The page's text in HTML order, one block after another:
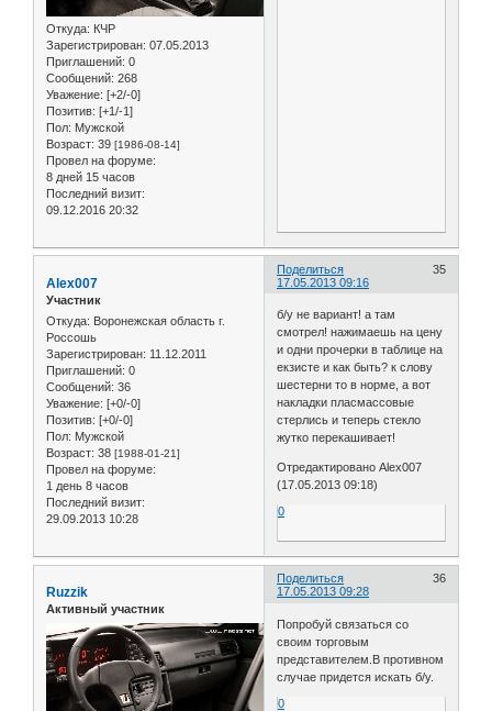
Откуда: КЧР
Зарегистрирован: 07.05.2013
Приглашений: 0
Сообщений: 268
Уважение: [+2/-0]
Позитив: [+1/-1]
Пол: Мужской
Возраст: 39 [1986-08-14]
Провел на форуме:
8 дней 15 часов
Последний визит:
09.12.2016 20:32
Поделиться
35
17.05.2013 09:16
Alex007
Участник
Откуда: Воронежская область г.
Россошь
Зарегистрирован: 11.12.2011
Приглашений: 0
Сообщений: 36
Уважение: [+0/-0]
Позитив: [+0/-0]
Пол: Мужской
Возраст: 38 [1988-01-21]
Провел на форуме:
1 день 8 часов
Последний визит:
29.09.2013 10:28
б/у не вариант! а там
смотрел! нажимаешь на цену
и одни прочерки в таблице на
екзисте и как быть? к слову
шестерни то в норме, а вот
накладки пласмассовые
стерлись и теперь стекло
жутко перекашивает!
Отредактировано Alex007
(17.05.2013 09:18)
0
Поделиться
36
17.05.2013 09:28
Ruzzik
Активный участник
Попробуй связаться со
своим торговым
представителем.В противном
случае придется искать б/у.
0